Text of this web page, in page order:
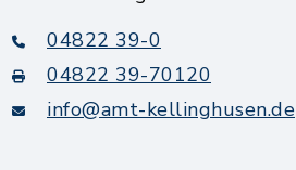
04822 39-0
04822 39-70120
info@amt-kellinghusen.de